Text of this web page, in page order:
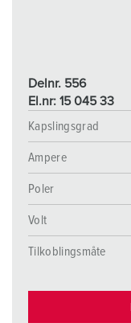
Delnr. 556
El.nr: 15 045 33
Kapslingsgrad
Ampere
Poler
Volt
Tilkoblingsmåte